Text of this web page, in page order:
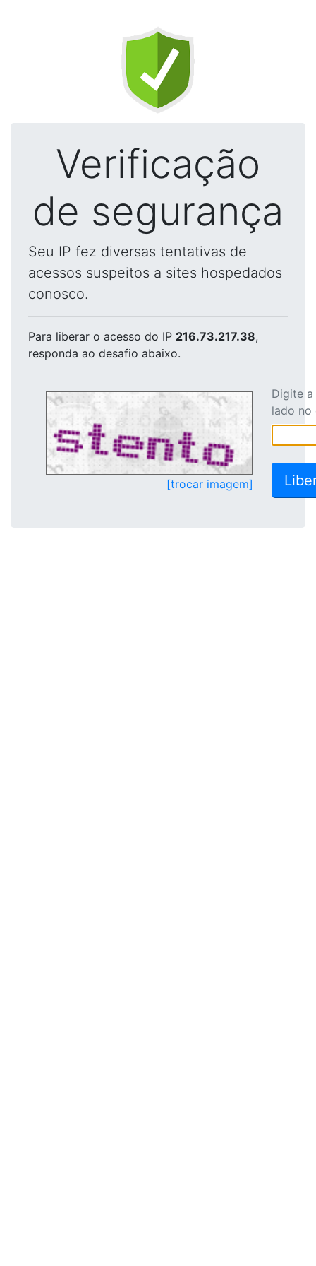
Verificação
de segurança
Seu IP fez diversas tentativas de
acessos suspeitos a sites hospedados
conosco.
Para liberar o acesso do IP 216.73.217.38,
responda ao desafio abaixo.
[trocar imagem]
Digite
lado no